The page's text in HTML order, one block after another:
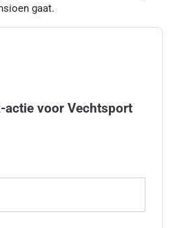
gaat.
actie voor Vechtsport